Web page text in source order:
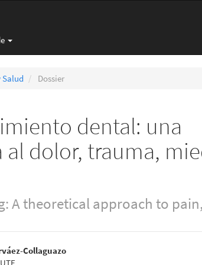
Salud Dossier
dental: una
dolor, trauma,
A theoretical approach to pain,
Collaguazo